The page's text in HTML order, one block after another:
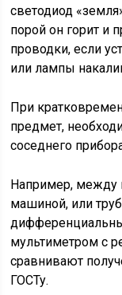
светодиод
порой он горит и
проводки, если
или лампы
При
предмет,
соседнего
Например, между
машиной, или
мультиметром с
сравнивают
ГОСТу.